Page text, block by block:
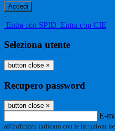
-
Entra con SPID Entra con CIE
Seleziona utente
button close ×
Recupero password
button close ×
E-
all'indirizzo indicato con le istruzioni